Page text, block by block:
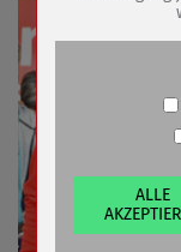
Anbieter
Zweck
ALLE